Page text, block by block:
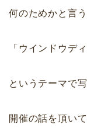
何のためかと言
「ウインドウデ
というテーマで
開催の話を頂い